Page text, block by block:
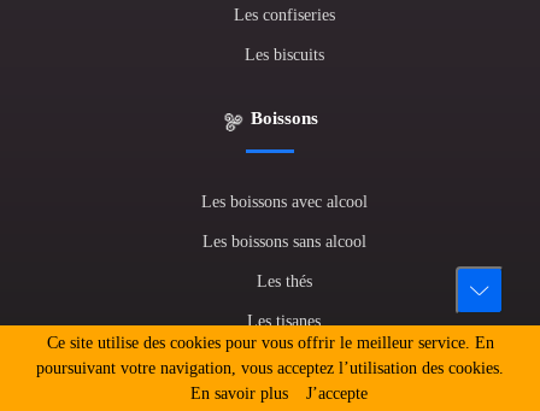
Les confiseries
Les biscuits
Boissons
Les boissons avec alcool
Les boissons sans alcool
Les thés
Les tisanes
Les jus de fruits
Ce site utilise des cookies pour vous offrir le meilleur service. En
poursuivant votre navigation, vous acceptez l’utilisation des cookies.
En savoir plus
J’accepte